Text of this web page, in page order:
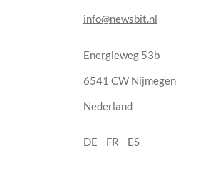
info@newsbit.nl
Energieweg 53b
6541 CW Nijmegen
Nederland
DE FR ES